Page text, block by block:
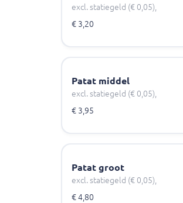
excl. statiegeld (€ 0,05),
€ 3,20
Patat middel
excl. statiegeld (€ 0,05),
€ 3,95
Patat groot
excl. statiegeld (€ 0,05),
€ 4,80